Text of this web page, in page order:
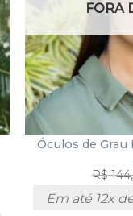
FORA
Óculos de Grau
R$
Em até 12x